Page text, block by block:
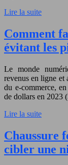
Lire la suite
Comment
évitant les
Le monde
revenus en ligne et
du e-commerce,
de dollars en 2023
Lire la suite
Chaussure
cibler une